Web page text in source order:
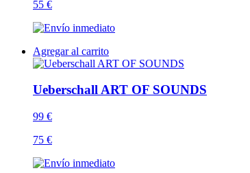
55 €
Agregar al carrito
Ueberschall ART OF SOUNDS
99 €
75 €